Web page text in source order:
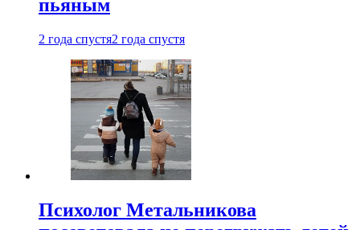
пьяным
2 года спустя2 года спустя
Психолог Метальникова